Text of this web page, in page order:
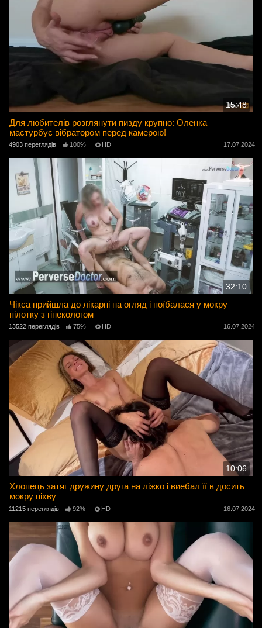
15:48
Для любителів розглянути пизду крупно: Оленка
мастурбує вібратором перед камерою!
4903 переглядів 100% HD 17.07.2024
32:10
Чікса прийшла до лікарні на огляд і поїбалася у мокру
пілотку з гінекологом
13522 переглядів 75% HD 16.07.2024
10:06
Хлопець затяг дружину друга на ліжко і виебал її в досить
мокру піхву
11215 переглядів 92% HD 16.07.2024